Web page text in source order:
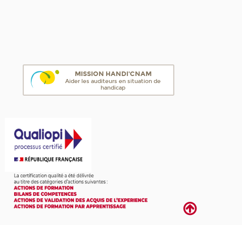
MISSION HANDI'CNAM
Aider les auditeurs en situation de
handicap